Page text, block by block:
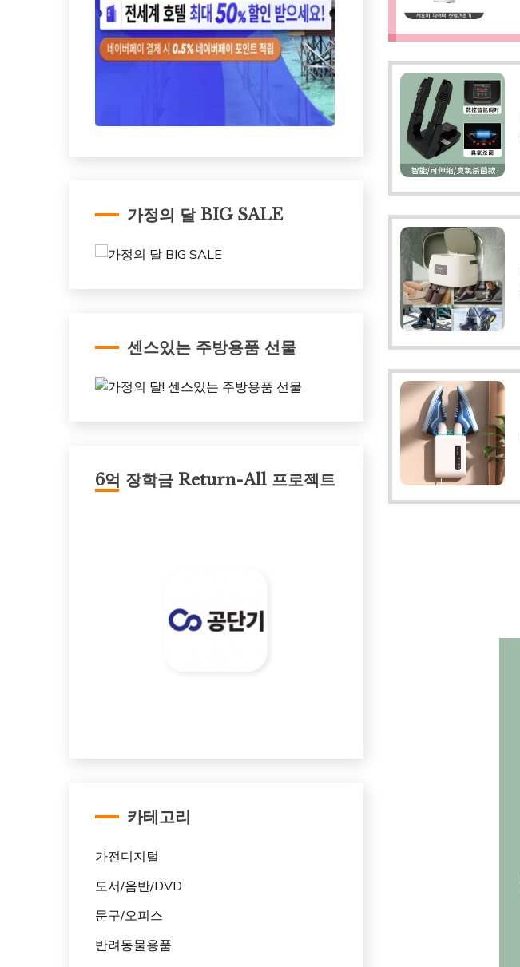
가정의 달 BIG SALE
센스있는 주방용품 선물
6억 장학금 Return-All 프로젝트
카테고리
가전디지털
도서/음반/DVD
문구/오피스
반려동물용품